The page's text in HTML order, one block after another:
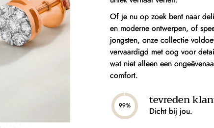
Of je nu op zoek bent naar
en moderne ontwerpen, of
jongsten, onze collectie
vervaardigd met oog voor
wat niet alleen een
comfort.
99% tevreden
Dicht bij jou.